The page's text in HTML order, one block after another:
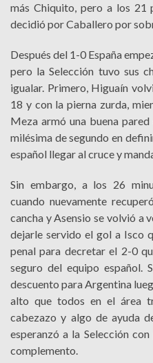
más Chiquito, pero a los 21
decidió por Caballero por
Después del 1-0 España
pero la Selección tuvo sus
igualar. Primero, Higuaín
18 y con la pierna zurda,
Meza armó una buena
milésima de segundo en
español llegar al cruce y
Sin embargo, a los 26
cuando nuevamente
cancha y Asensio se volvió a
dejarle servido el gol a Isco
penal para decretar el 2-0
seguro del equipo español.
descuento para Argentina
alto que todos en el área
cabezazo y algo de ayuda
esperanzó a la Selección
complemento.